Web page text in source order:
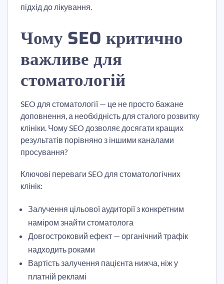
підхід до лікування.
Чому SEO критично
важливе для
стоматологій
SEO для стоматології — це не просто бажане
доповнення, а необхідність для сталого розвитку
клініки. Чому SEO дозволяє досягати кращих
результатів порівняно з іншими каналами
просування?
Ключові переваги SEO для стоматологічних
клінік:
Залучення цільової аудиторії з конкретним
наміром знайти стоматолога
Довгостроковий ефект — органічний трафік
надходить роками
Вартість залучення пацієнта нижча, ніж у
платній рекламі